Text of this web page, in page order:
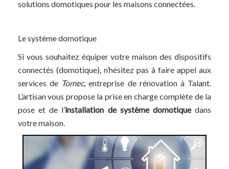
solutions domotiques pour les maisons connectées.
Le système domotique
Si vous souhaitez équiper votre maison des dispositifs
connectés (domotique), n’hésitez pas à faire appel aux
services de Tomec, entreprise de rénovation à Talant.
L’artisan vous propose la prise en charge complète de la
pose et de l’installation de système domotiquedans
votre maison.